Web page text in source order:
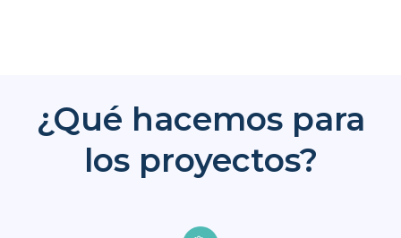
¿Qué hacemos para
los proyectos?